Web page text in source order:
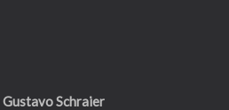
Gustavo Schraier